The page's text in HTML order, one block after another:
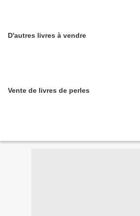
D'autres livres à vendre
Vente de livres de perles